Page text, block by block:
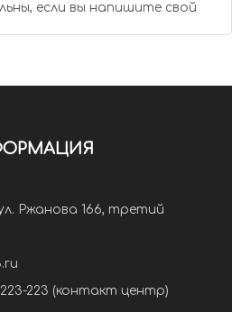
если вы напишите свой
Ржанова 166, третий
223-223 (контакт центр)